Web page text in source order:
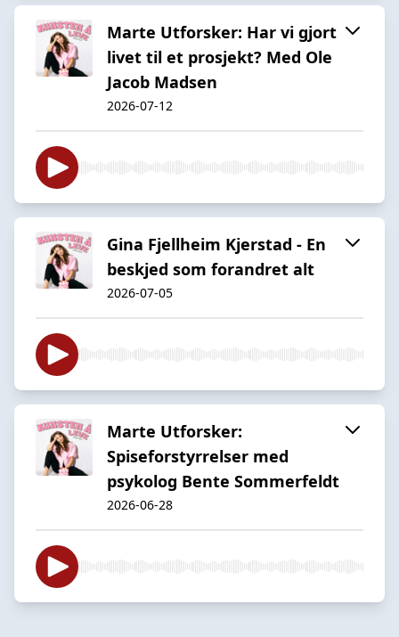
Marte Utforsker: Har vi gjort
livet til et prosjekt? Med Ole
Jacob Madsen
2026-07-12
Gina Fjellheim Kjerstad - En
beskjed som forandret alt
2026-07-05
Marte Utforsker:
Spiseforstyrrelser med
psykolog Bente Sommerfeldt
2026-06-28